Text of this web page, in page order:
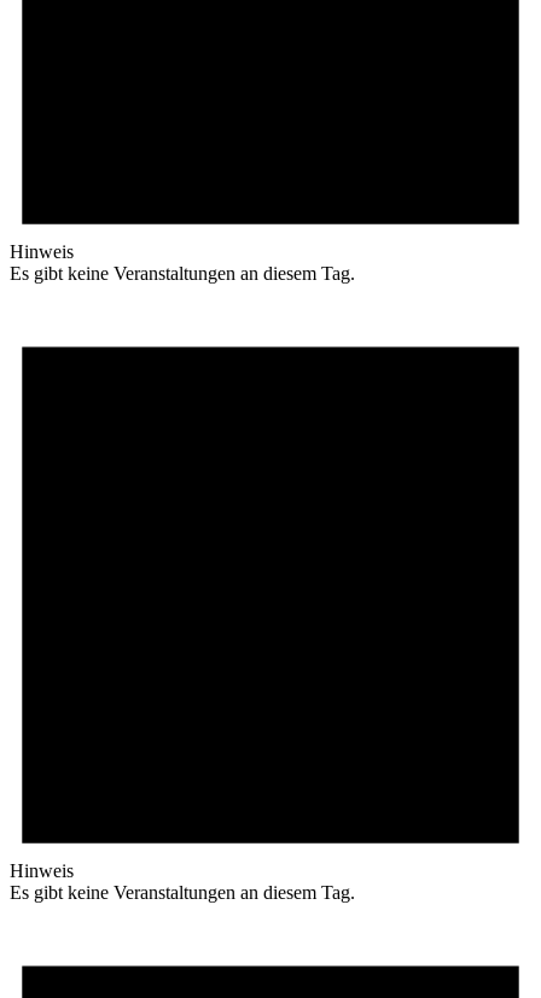
Hinweis
Es gibt keine Veranstaltungen an diesem Tag.
Hinweis
Es gibt keine Veranstaltungen an diesem Tag.